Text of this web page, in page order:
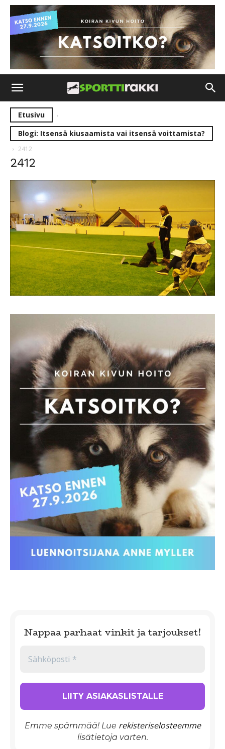
Etusivu
Blogi: Itsensä kiusaamista vai itsensä voittamista?
2412
2412
Nappaa parhaat vinkit ja tarjoukset!
Emme spämmää! Lue rekisteriselosteemme
lisätietoja varten.